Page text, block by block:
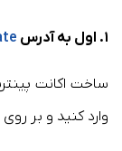
۱. اول به آدرس
ساخت اکانت
وارد کنید و بر روی Create Account کلیک کنید.